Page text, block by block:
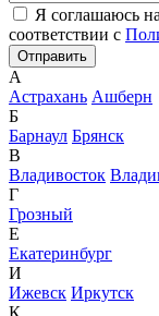
Я соглашаюсь
соответствии с
А
Астрахань Ашберн
Б
Барнаул Брянск
В
Владивосток
Г
Грозный
Е
Екатеринбург
И
Ижевск Иркутск
К